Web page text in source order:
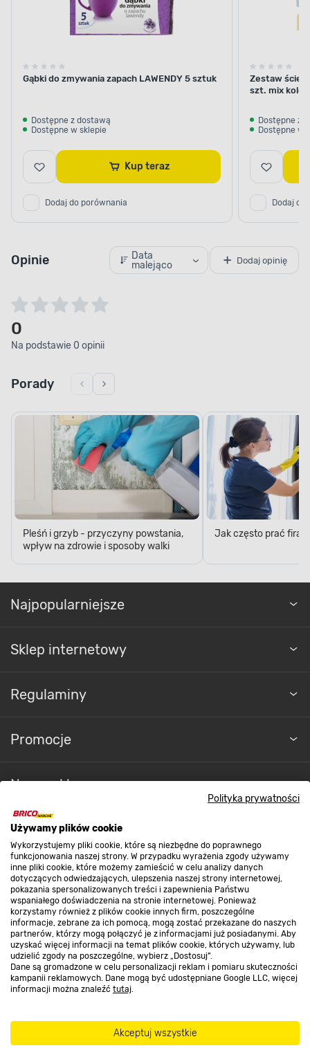
Polityka prywatności
Używamy plików cookie
Wykorzystujemy pliki cookie, które są niezbędne do poprawnego
funkcjonowania naszej strony. W przypadku wyrażenia zgody używamy
inne pliki cookie, które możemy zamieścić w celu analizy danych
dotyczących odwiedzających, ulepszenia naszej strony internetowej,
pokazania spersonalizowanych treści i zapewnienia Państwu
wspaniałego doświadczenia na stronie internetowej. Ponieważ
korzystamy również z plików cookie innych firm, poszczególne
informacje, zebrane za ich pomocą, mogą zostać przekazane do naszych
partnerów, którzy mogą połączyć je z informacjami już posiadanymi. Aby
uzyskać więcej informacji na temat plików cookie, których używamy, lub
udzielić zgody na poszczególne, wybierz „Dostosuj”.
Dane są gromadzone w celu personalizacji reklam i pomiaru skuteczności
kampanii reklamowych. Dane mogą być udostępniane Google LLC, więcej
informacji można znaleźć tutaj.
Akceptuj wszystkie
Gąbki do zmywania zapach LAWENDY 5 sztuk
Dostępne z dostawą
Dostępne w sklepie
Kup teraz
Dodaj do porównania
Zestaw
szt. mix
Dostępne z
Dostępne w
Dodaj do
Opinie
Data
malejąco
Dodaj opinię
0
Na podstawie 0 opinii
Porady
Pleśń i grzyb - przyczyny powstania,
wpływ na zdrowie i sposoby walki
Jak często prać
Najpopularniejsze
Sklep internetowy
Regulaminy
Promocje
Nasze sklepy
O nas
Kontakt do sklepu
Strefa biznesu
Dołącz do nas